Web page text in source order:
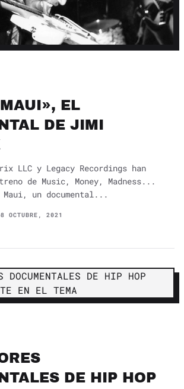
EL
DE JIMI
LLC y Legacy Recordings han
de Music, Money, Madness...
un documental...
8 OCTUBRE, 2021
DE HIP HOP